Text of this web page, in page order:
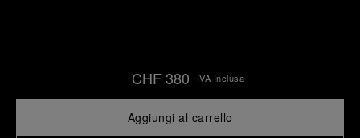
CHF 380 IVA Inclusa
Aggiungi al carrello